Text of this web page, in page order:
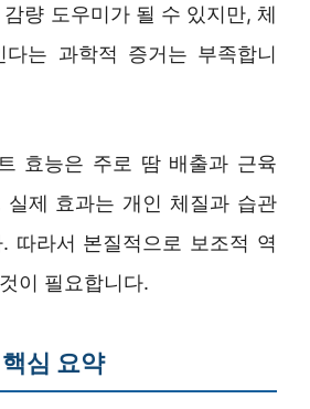
량 도우미가 될 수 있지만, 체
는 과학적 증거는 부족합니
효능은 주로 땀 배출과 근육
실제 효과는 개인 체질과 습관
따라서 본질적으로 보조적 역
이 필요합니다.
심 요약